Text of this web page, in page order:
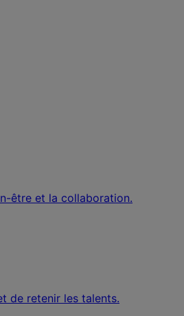
être et la collaboration.
de retenir les talents.